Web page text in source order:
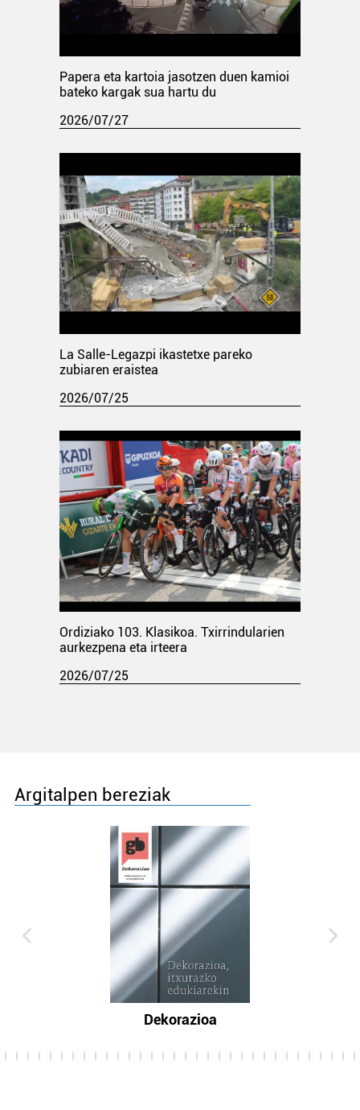
Papera eta kartoia jasotzen duen kamioi
bateko kargak sua hartu du
2026/07/27
La Salle-Legazpi ikastetxe pareko
zubiaren eraistea
2026/07/25
Ordiziako 103. Klasikoa. Txirrindularien
aurkezpena eta irteera
2026/07/25
Argitalpen bereziak
Dekorazioa